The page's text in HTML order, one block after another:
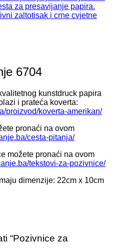
6704
kunstdruck papira
i prateća koverta:
proizvod/koverta-amerikan/
pronaći na ovom
cesta-pitanja/
možete pronaći na ovom
tekstovi-za-pozivnice/
dimenzije: 22cm x 10cm
“Pozivnice za